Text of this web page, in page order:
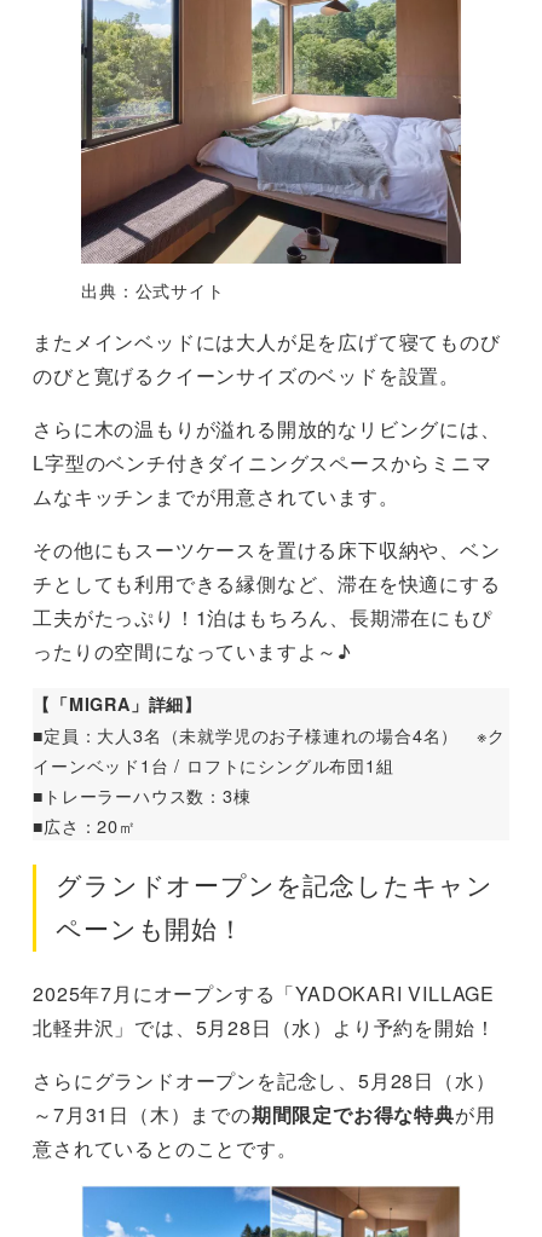
出典：公式サイト
またメインベッドには大人が足を広げて寝てものび
のびと寛げるクイーンサイズのベッドを設置。
さらに木の温もりが溢れる開放的なリビングには、
L字型のベンチ付きダイニングスペースからミニマ
ムなキッチンまでが用意されています。
その他にもスーツケースを置ける床下収納や、ベン
チとしても利用できる縁側など、滞在を快適にする
工夫がたっぷり！1泊はもちろん、長期滞在にもぴ
ったりの空間になっていますよ～♪
【「MIGRA」詳細】
■定員：大人3名（未就学児のお子様連れの場合4名） ※ク
イーンベッド1台 / ロフトにシングル布団1組
■トレーラーハウス数：3棟
■広さ：20㎡
グランドオープンを記念したキャン
ペーンも開始！
2025年7月にオープンする「YADOKARI VILLAGE
北軽井沢」では、5月28日（水）より予約を開始！
さらにグランドオープンを記念し、5月28日（水）
～7月31日（木）までの期間限定でお得な特典が用
意されているとのことです。